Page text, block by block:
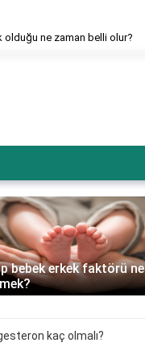
olduğu ne zaman belli olur?
bebek erkek faktörü ne
kaç olmalı?